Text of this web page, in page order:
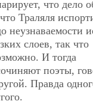
что дело
Траляля
слоев, так что
И тогда
поэты,
Правда